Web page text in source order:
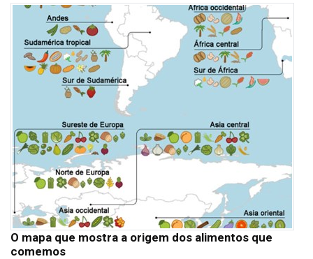
O mapa que mostra a origem dos alimentos que
comemos